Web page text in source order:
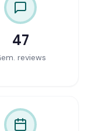
47
reviews